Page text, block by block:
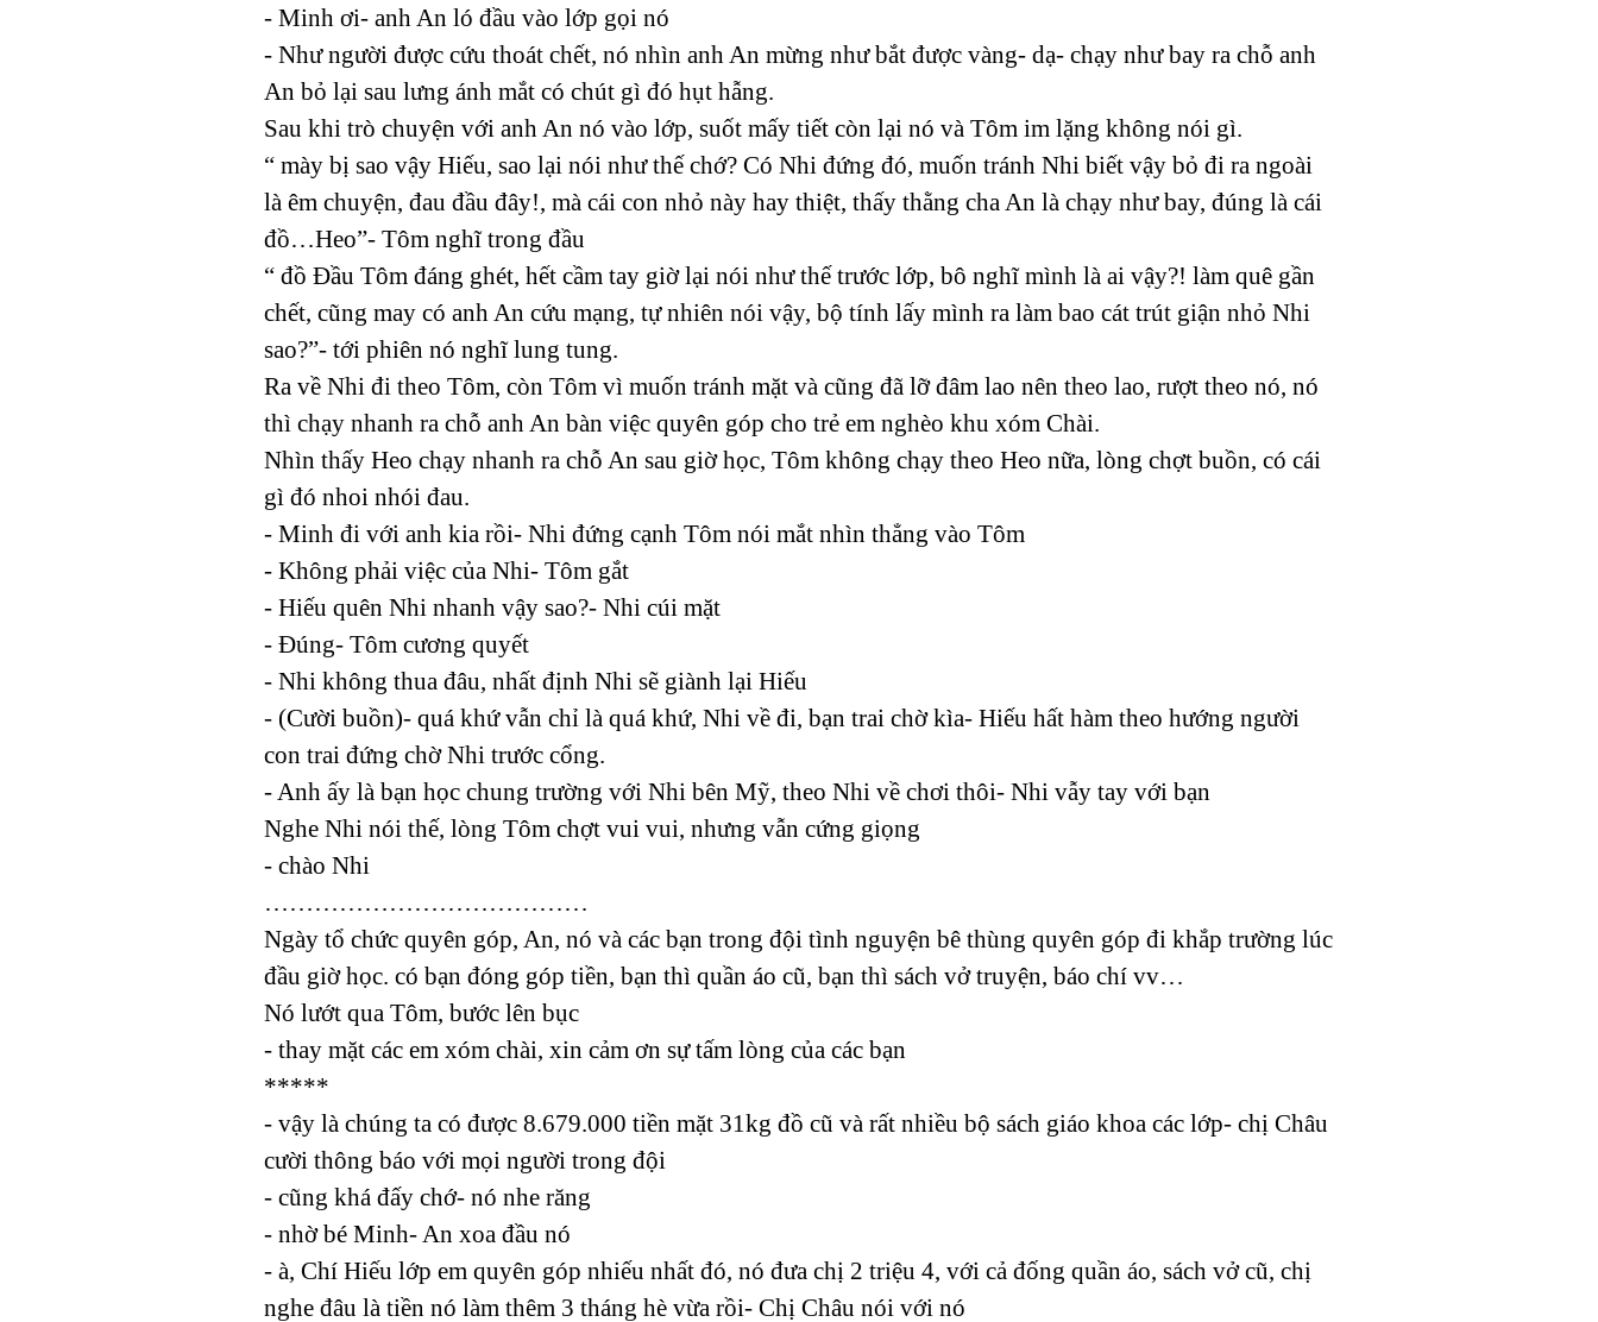
- Minh ơi- anh An ló đầu vào lớp gọi nó
- Như người được cứu thoát chết, nó nhìn anh An mừng như bắt được vàng- dạ- chạy như bay ra chỗ anh
An bỏ lại sau lưng ánh mắt có chút gì đó hụt hẫng.
Sau khi trò chuyện với anh An nó vào lớp, suốt mấy tiết còn lại nó và Tôm im lặng không nói gì.
“ mày bị sao vậy Hiếu, sao lại nói như thế chớ? Có Nhi đứng đó, muốn tránh Nhi biết vậy bỏ đi ra ngoài
là êm chuyện, đau đầu đây!, mà cái con nhỏ này hay thiệt, thấy thằng cha An là chạy như bay, đúng là cái
đồ…Heo”- Tôm nghĩ trong đầu
“ đồ Đầu Tôm đáng ghét, hết cầm tay giờ lại nói như thế trước lớp, bô nghĩ mình là ai vậy?! làm quê gần
chết, cũng may có anh An cứu mạng, tự nhiên nói vậy, bộ tính lấy mình ra làm bao cát trút giận nhỏ Nhi
sao?”- tới phiên nó nghĩ lung tung.
Ra về Nhi đi theo Tôm, còn Tôm vì muốn tránh mặt và cũng đã lỡ đâm lao nên theo lao, rượt theo nó, nó
thì chạy nhanh ra chỗ anh An bàn việc quyên góp cho trẻ em nghèo khu xóm Chài.
Nhìn thấy Heo chạy nhanh ra chỗ An sau giờ học, Tôm không chạy theo Heo nữa, lòng chợt buồn, có cái
gì đó nhoi nhói đau.
- Minh đi với anh kia rồi- Nhi đứng cạnh Tôm nói mắt nhìn thẳng vào Tôm
- Không phải việc của Nhi- Tôm gắt
- Hiếu quên Nhi nhanh vậy sao?- Nhi cúi mặt
- Đúng- Tôm cương quyết
- Nhi không thua đâu, nhất định Nhi sẽ giành lại Hiếu
- (Cười buồn)- quá khứ vẫn chỉ là quá khứ, Nhi về đi, bạn trai chờ kìa- Hiếu hất hàm theo hướng người
con trai đứng chờ Nhi trước cổng.
- Anh ấy là bạn học chung trường với Nhi bên Mỹ, theo Nhi về chơi thôi- Nhi vẫy tay với bạn
Nghe Nhi nói thế, lòng Tôm chợt vui vui, nhưng vẫn cứng giọng
- chào Nhi
…………………………………
Ngày tổ chức quyên góp, An, nó và các bạn trong đội tình nguyện bê thùng quyên góp đi khắp trường lúc
đầu giờ học. có bạn đóng góp tiền, bạn thì quần áo cũ, bạn thì sách vở truyện, báo chí vv…
Nó lướt qua Tôm, bước lên bục
- thay mặt các em xóm chài, xin cảm ơn sự tấm lòng của các bạn
*****
- vậy là chúng ta có được 8.679.000 tiền mặt 31kg đồ cũ và rất nhiều bộ sách giáo khoa các lớp- chị Châu
cười thông báo với mọi người trong đội
- cũng khá đấy chớ- nó nhe răng
- nhờ bé Minh- An xoa đầu nó
- à, Chí Hiếu lớp em quyên góp nhiếu nhất đó, nó đưa chị 2 triệu 4, với cả đống quần áo, sách vở cũ, chị
nghe đâu là tiền nó làm thêm 3 tháng hè vừa rồi- Chị Châu nói với nó